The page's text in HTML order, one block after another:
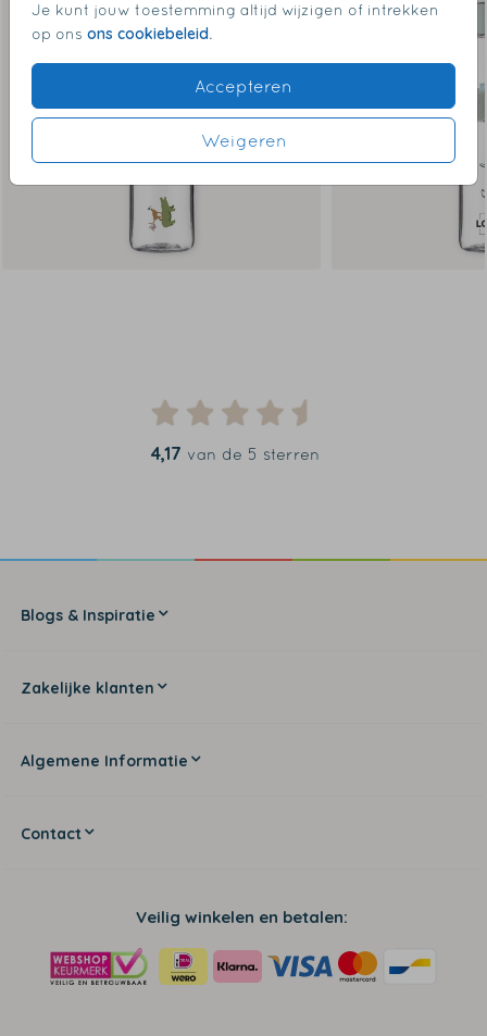
Je kunt jouw toestemming altijd wijzigen of intrekken
op ons ons cookiebeleid.
Accepteren
Weigeren
4,17 van de 5 sterren
Blogs & Inspiratie
Zakelijke klanten
Algemene Informatie
Contact
Veilig winkelen en betalen: